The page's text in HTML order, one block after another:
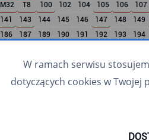
M32 T8 100 102 104 105 106 107
141 143 144 145 146 147 148 149
186 187 189 190 191 192 193 194
W ramach serwisu
dotyczących cookies w Twojej